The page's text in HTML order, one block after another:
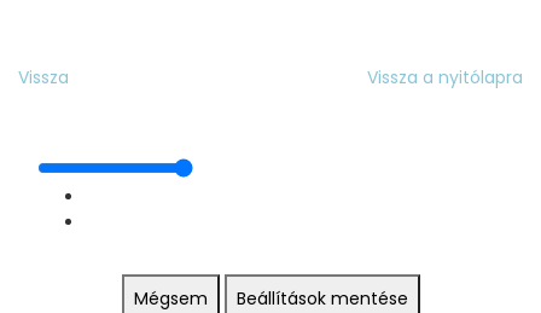
Vissza Vissza a nyitólapra
Mégsem Beállítások mentése